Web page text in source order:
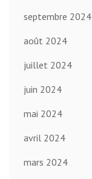
septembre 2024
août 2024
juillet 2024
juin 2024
mai 2024
avril 2024
mars 2024